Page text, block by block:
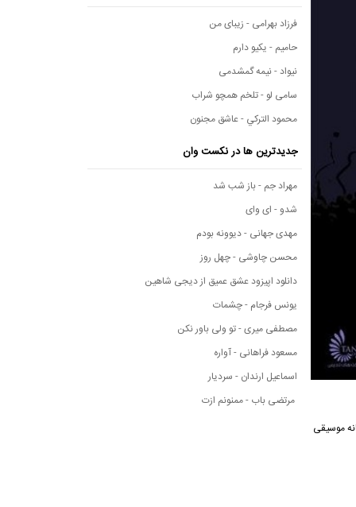
رسانه موسیقی
فرزاد بهرامی - زیبای من
حامیم - یکیو دارم
نیواد - نیمه گمشدمی
سامی لو - تلخم همچو شراب
محمود التركي - عاشق مجنون
جدیدترین ها در نکست وان
مهراد جم - باز شب شد
شدو - ای وای
مهدی جهانی - دیوونه بودم
محسن چاوشی - چهل روز
دانلود اپیزود عشق عمیق از دیجی شاهین
یونس فرجام - چشمات
مصطفی میری - تو ولی باور نکن
مسعود فراهانی - آواره
اسماعیل ارندان - سردیار
مرتضی باب - ممنونم ازت